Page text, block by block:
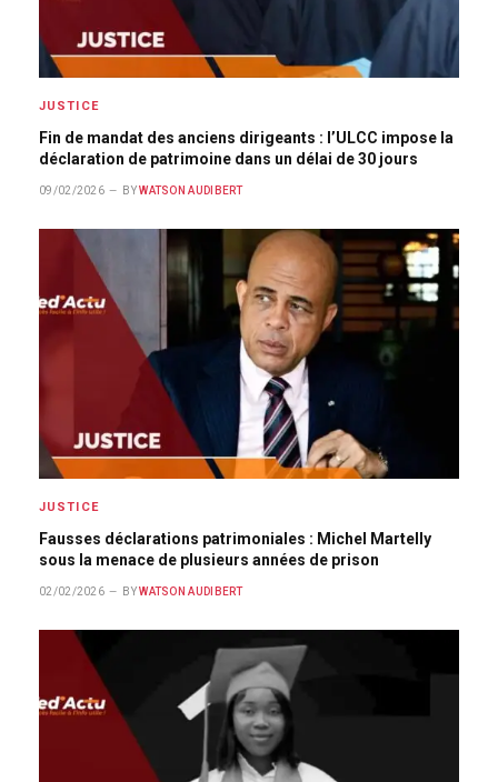
JUSTICE
Fin de mandat des anciens dirigeants : l’ULCC impose la
déclaration de patrimoine dans un délai de 30 jours
09/02/2026 BY WATSON AUDIBERT
JUSTICE
Fausses déclarations patrimoniales : Michel Martelly
sous la menace de plusieurs années de prison
02/02/2026 BY WATSON AUDIBERT